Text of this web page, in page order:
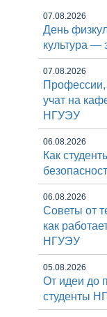
07.08.2026
День
культура —
07.08.2026
учат на
НГУЭУ
06.08.2026
Как
06.08.2026
Советы от
как
НГУЭУ
05.08.2026
От идеи до
студенты